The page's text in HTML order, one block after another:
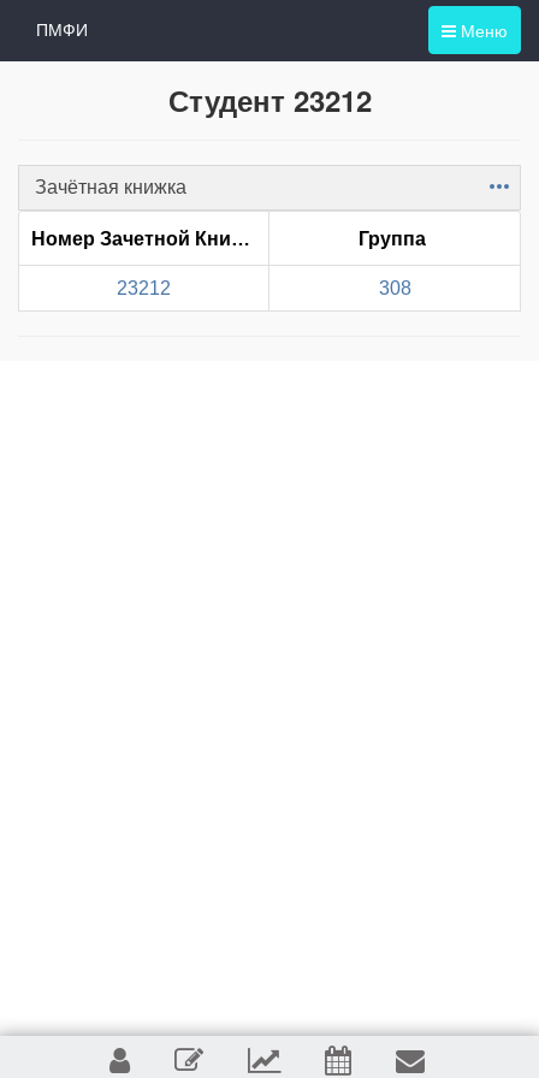
Меню
ПМФИ
Студент 23212
Зачётная книжка Item
Номер Зачетной Книжки Группа
23212 308